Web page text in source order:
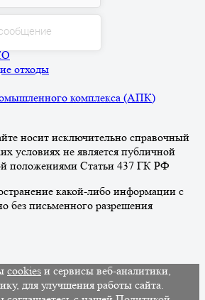
отходы
комплекса (АПК)
носит исключительно справочный
условиях не является публичной
положениями Статьи 437 ГК РФ
какой-либо информации с
без письменного разрешения
cookies и сервисы веб-аналитики,
для улучшения работы сайта.